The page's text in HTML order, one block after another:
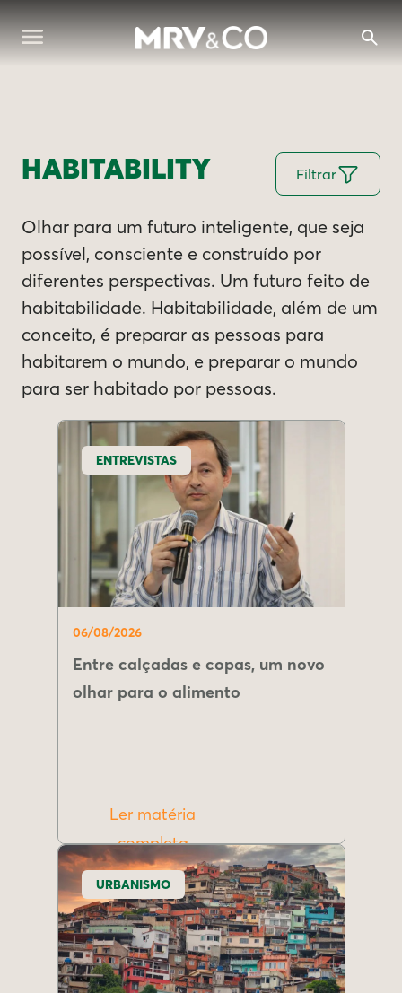
HABITABILITY Filtrar
Olhar para um futuro inteligente, que seja
possível, consciente e construído por
diferentes perspectivas. Um futuro feito de
habitabilidade. Habitabilidade, além de um
conceito, é preparar as pessoas para
habitarem o mundo, e preparar o mundo
para ser habitado por pessoas.
ENTREVISTAS
06/08/2026
Entre calçadas e copas, um novo
olhar para o alimento
Ler matéria
completa
URBANISMO